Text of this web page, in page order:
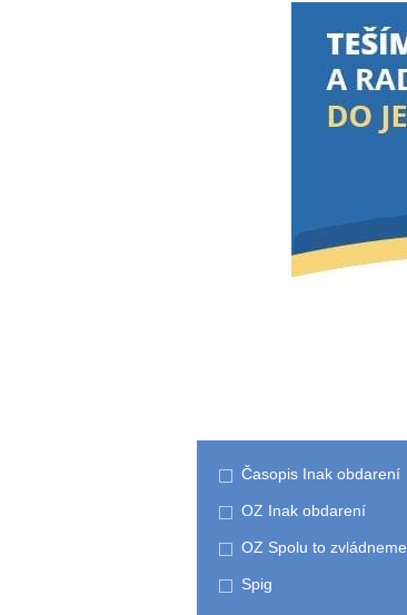
Časopis Inak obdarení
OZ Inak obdarení
OZ Spolu to zvládneme
Spig